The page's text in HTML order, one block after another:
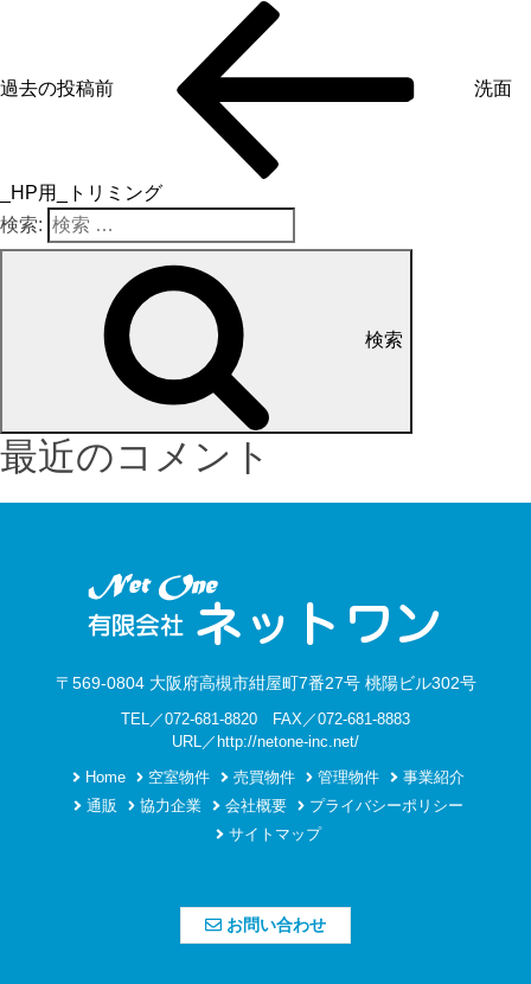
過去の投稿前 洗面
_HP用_トリミング
検索:
検索
最近のコメント
〒569-0804 大阪府高槻市紺屋町7番27号 桃陽ビル302号
TEL／072-681-8820 FAX／072-681-8883
URL／http://netone-inc.net/
Home
空室物件 売買物件 管理物件
事業紹介
通販
協力企業 会社概要
プライバシーポリシー
サイトマップ
お問い合わせ